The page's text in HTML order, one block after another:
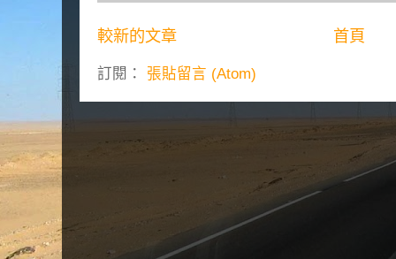
較新的文章 首頁
訂閱： 張貼留言 (Atom)